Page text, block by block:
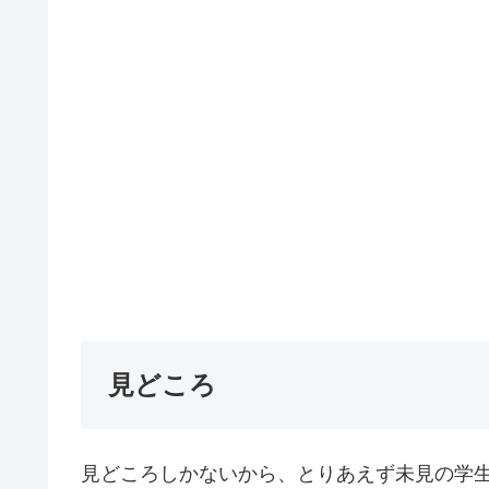
見どころ
見どころしかないから、とりあえず未見の学